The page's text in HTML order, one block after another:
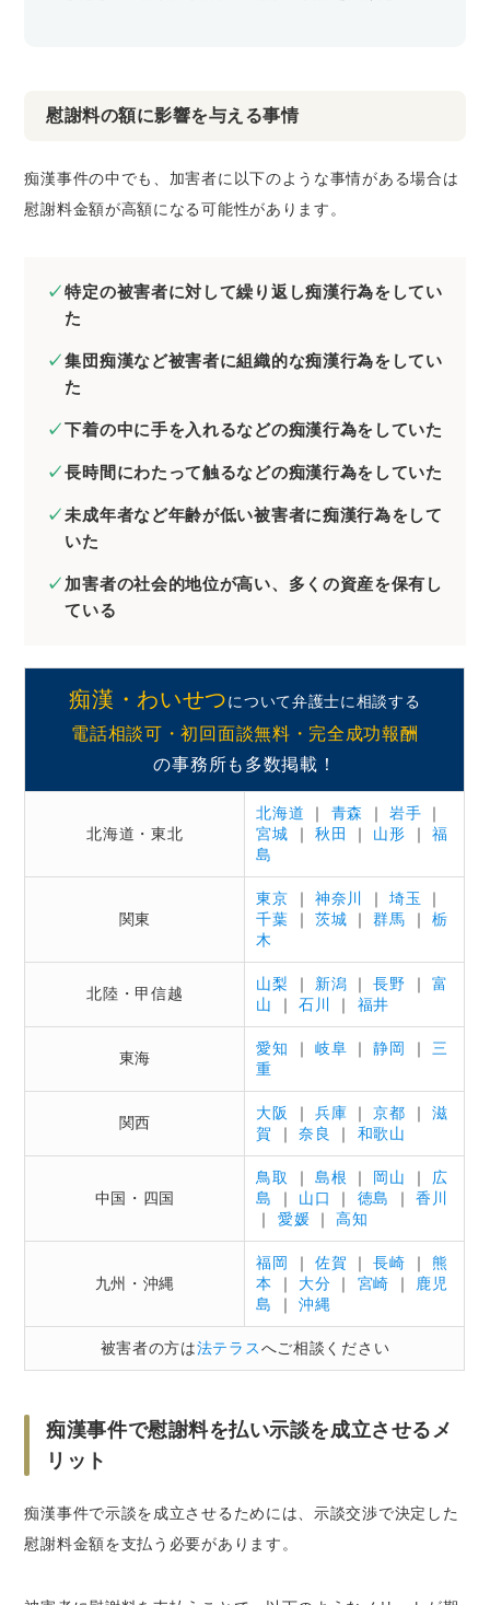
慰謝料の額に影響を与える事情
痴漢事件の中でも、加害者に以下のような事情がある場合は
慰謝料金額が高額になる可能性があります。
特定の被害者に対して繰り返し痴漢行為をしてい
た
集団痴漢など被害者に組織的な痴漢行為をしてい
た
下着の中に手を入れるなどの痴漢行為をしていた
長時間にわたって触るなどの痴漢行為をしていた
未成年者など年齢が低い被害者に痴漢行為をして
いた
加害者の社会的地位が高い、多くの資産を保有し
ている
痴漢・わいせつについて弁護士に相談する
電話相談可・初回面談無料・完全成功報酬
の事務所も多数掲載！
北海道・東北
北海道 ｜ 青森 ｜岩手 ｜
宮城 ｜ 秋田 ｜ 山形 ｜ 福
島
関東
東京 ｜ 神奈川 ｜埼玉
｜
千葉 ｜ 茨城 ｜群馬 ｜ 栃
木
北陸・甲信越
山梨 ｜ 新潟 ｜長野 ｜ 富
山
｜石川 ｜ 福井
東海
愛知 ｜ 岐阜 ｜静岡 ｜ 三
重
関西
大阪 ｜ 兵庫 ｜京都 ｜ 滋
賀
｜奈良 ｜ 和歌山
中国・四国
鳥取 ｜ 島根 ｜ 岡山 ｜ 広
島
｜ 山口 ｜ 徳島 ｜香川
｜ 愛媛 ｜高知
九州・沖縄
福岡 ｜ 佐賀 ｜長崎 ｜ 熊
本
｜ 大分 ｜ 宮崎 ｜
鹿児
島
｜沖縄
被害者の方は法テラスへご相談ください
痴漢事件で慰謝料を払い示談を成立させるメ
リット
痴漢事件で示談を成立させるためには、示談交渉で決定した
慰謝料金額を支払う必要があります。